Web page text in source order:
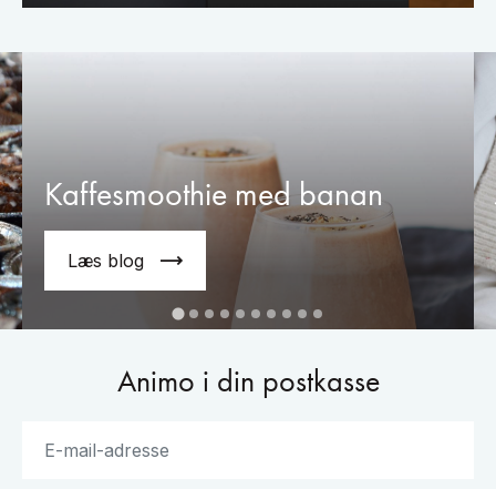
Kaffesmoothie med banan
Læs blog
Animo i din postkasse